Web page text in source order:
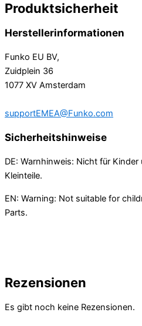
Produktsicherheit
Herstellerinformationen
Funko EU BV,
Zuidplein 36
1077 XV Amsterdam
supportEMEA@Funko.com
Sicherheitshinweise
DE: Warnhinweis: Nicht für
Kleinteile.
EN: Warning: Not suitable for
Parts.
Rezensionen
Es gibt noch keine Rezensionen.